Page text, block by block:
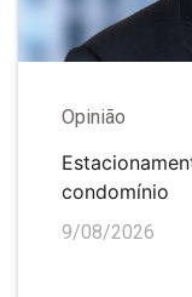
Opinião
condomínio
9/08/2026